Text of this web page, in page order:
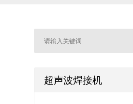
超声波焊接机